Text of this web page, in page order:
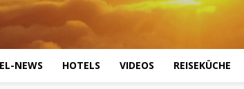
NEWS HOTELS VIDEOS REISEKÜCHE